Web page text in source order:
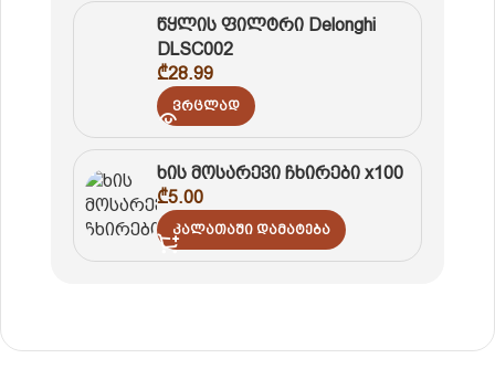
წყლის ფილტრი Delonghi
DLSC002
₾28.99
Ვრცლად
ხის მოსარევი ჩხირები x100
₾5.00
Კალათაში Დამატება